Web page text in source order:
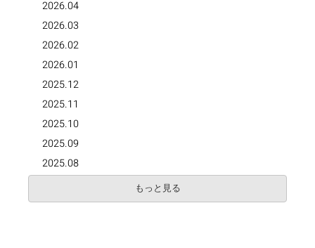
2026.04
2026.03
2026.02
2026.01
2025.12
2025.11
2025.10
2025.09
2025.08
もっと見る